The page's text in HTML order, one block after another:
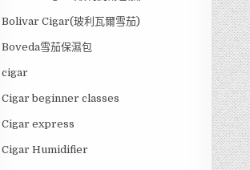
Bolivar Cigar(玻利瓦爾雪茄)
Boveda雪茄保濕包
cigar
Cigar beginner classes
Cigar express
Cigar Humidifier